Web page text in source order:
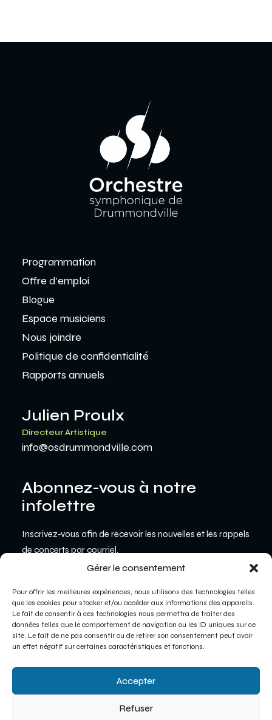
Gérer le consentement
Pour offrir les meilleures expériences, nous utilisons des technologies telles
que les cookies pour stocker et/ou accéder aux informations des appareils.
Le fait de consentir à ces technologies nous permettra de traiter des
données telles que le comportement de navigation ou les ID uniques sur ce
site. Le fait de ne pas consentir ou de retirer son consentement peut avoir
un effet négatif sur certaines caractéristiques et fonctions.
Accepter
Refuser
Programmation
Offre d’emploi
Blogue
Espace musiciens
Nous joindre
Politique de confidentialité
Rapports annuels
Julien Proulx
Directeur Artistique
info@osdrummondville.com
Abonnez-vous à notre
infolettre
Inscrivez-vous afin de recevoir les nouvelles et les rappels
de concerts par courriel.
© 2026 Orchestre Symphonique de
Drummondville. Tous droits réservés | une
création d’EMBLEME COMMUNICATION
Déclaration de confidentialité
Avertissement